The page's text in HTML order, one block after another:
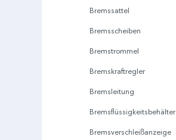
Bremssattel
Bremsscheiben
Bremstrommel
Bremskraftregler
Bremsleitung
Bremsflüssigkeitsbehälter
Bremsverschleißanzeige